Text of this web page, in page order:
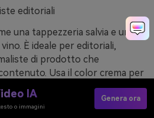
editoriali
una tappezzeria salvia e un
È ideale per editoriali,
di prodotto che
Usa il color crema per
e lascia il granata per
di sezione. Suggerimento:
maiuscole e regole così da dare
IA
o immagini
Genera ora